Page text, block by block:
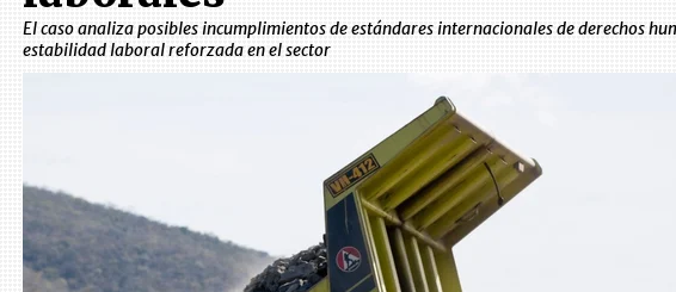
El caso analiza posibles incumplimientos de estándares internacionales de derechos
estabilidad laboral reforzada en el sector